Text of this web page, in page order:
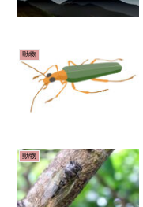
動物
動物